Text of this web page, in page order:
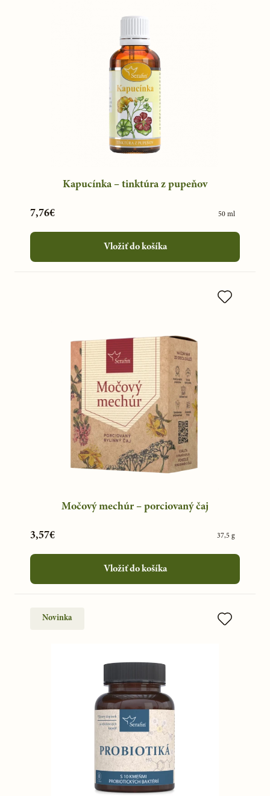
Kapucínka – tinktúra z pupeňov
7,76€ 50 ml
Vložiť do košíka
Močový mechúr – porciovaný čaj
3,57€ 37,5 g
Vložiť do košíka
Novinka